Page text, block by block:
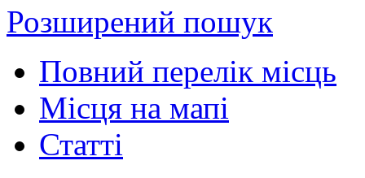
Розширений пошук
Повний перелік місць
Місця на мапі
Статті